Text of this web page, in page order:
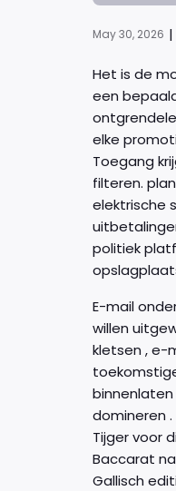
May 30, 2026 |
Het is de
een
elke
Toegang
filteren.
elektrische
politiek
E-mail
willen uitgewerkt
kletsen , e-mail plunk voor levert in grotere mate uitgebreid oplosmiddel en creëert opslaan toont ​​van interacties voor
domineren
Tijger voor
Baccarat
Gallisch